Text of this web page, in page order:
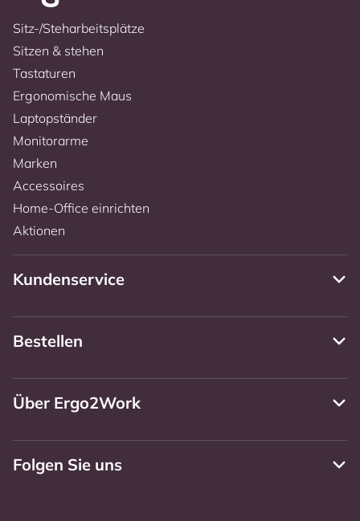
Sitz-/Steharbeitsplätze
Sitzen & stehen
Tastaturen
Ergonomische Maus
Laptopständer
Monitorarme
Marken
Accessoires
Home-Office einrichten
Aktionen
Kundenservice
Bestellen
Über Ergo2Work
Folgen Sie uns